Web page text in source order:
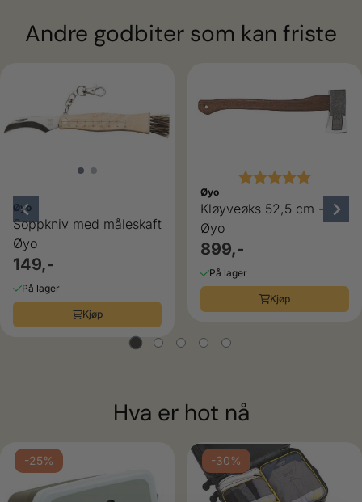
Andre godbiter som kan friste
Øyo
Soppkniv med måleskaft
Øyo
149,-
På lager
Kjøp
Karakter:
Øyo
Kløyveøks 52,5 cm -
Øyo
899,-
På lager
Kjøp
Hva er hot nå
-25% -30%